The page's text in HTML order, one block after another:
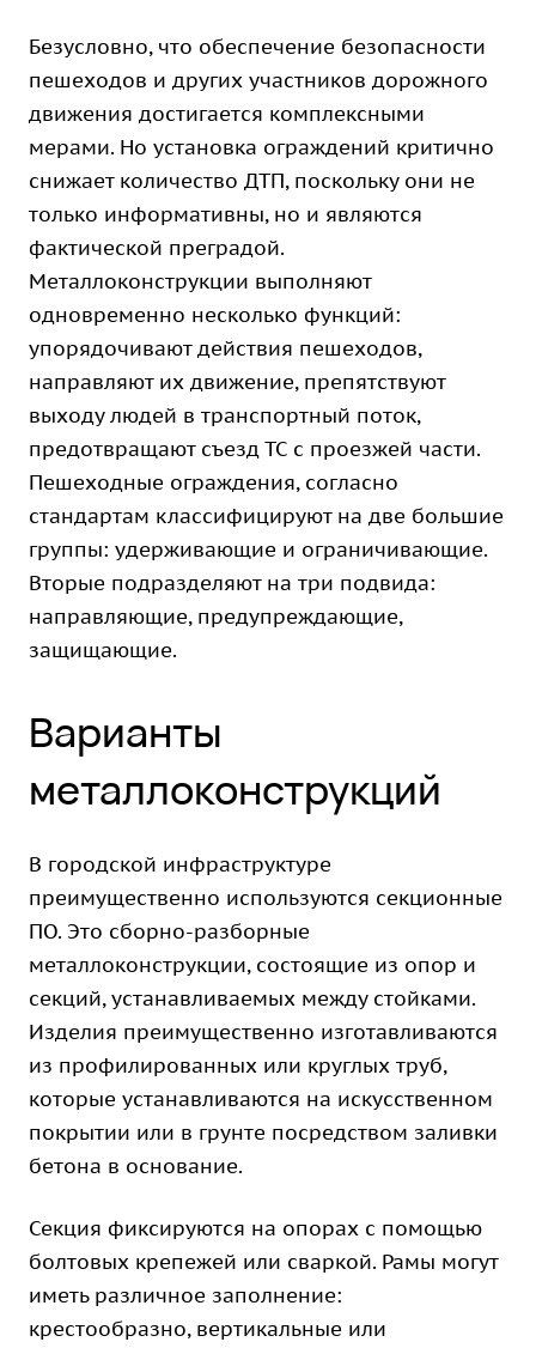
Безусловно, что обеспечение безопасности
пешеходов и других участников дорожного
движения достигается комплексными
мерами. Но установка ограждений критично
снижает количество ДТП, поскольку они не
только информативны, но и являются
фактической преградой.
Металлоконструкции выполняют
одновременно несколько функций:
упорядочивают действия пешеходов,
направляют их движение, препятствуют
выходу людей в транспортный поток,
предотвращают съезд ТС с проезжей части.
Пешеходные ограждения, согласно
стандартам классифицируют на две большие
группы: удерживающие и ограничивающие.
Вторые подразделяют на три подвида:
направляющие, предупреждающие,
защищающие.
Варианты
металлоконструкций
В городской инфраструктуре
преимущественно используются секционные
ПО. Это сборно-разборные
металлоконструкции, состоящие из опор и
секций, устанавливаемых между стойками.
Изделия преимущественно изготавливаются
из профилированных или круглых труб,
которые устанавливаются на искусственном
покрытии или в грунте посредством заливки
бетона в основание.
Секция фиксируются на опорах с помощью
болтовых крепежей или сваркой. Рамы могут
иметь различное заполнение:
крестообразно, вертикальные или